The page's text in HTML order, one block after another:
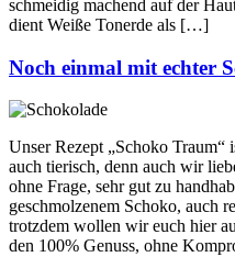
schmeidig machend auf der
dient Weiße Tonerde als […]
Noch einmal mit echter
Unser Rezept „Schoko Traum“
auch tierisch, denn auch wir
ohne Frage, sehr gut zu
geschmolzenem Schoko, auch
trotzdem wollen wir euch hier
den 100% Genuss, ohne